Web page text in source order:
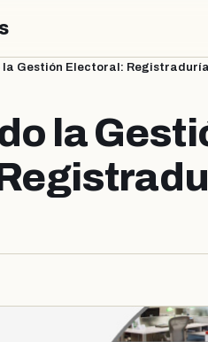
Gestión Electoral:
la